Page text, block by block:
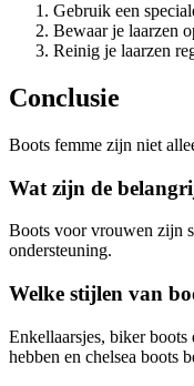
Gebruik een
Bewaar je laarzen
Reinig je laarzen
Conclusie
Boots femme zijn niet
Wat zijn de
Boots voor vrouwen zijn
ondersteuning.
Welke stijlen van
Enkellaarsjes, biker
hebben en chelsea boots